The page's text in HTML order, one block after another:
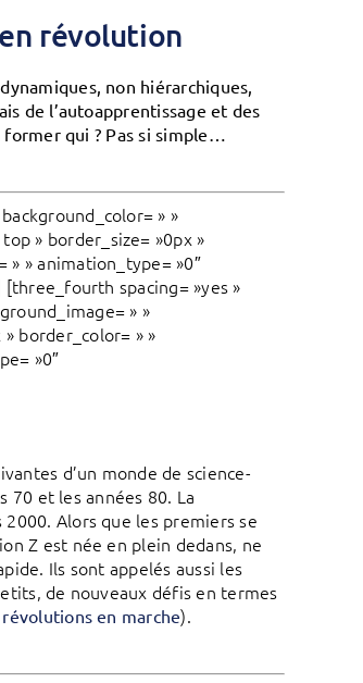
révolution
non hiérarchiques,
de l’auto­apprentissage et des
qui ? Pas si simple…
» »
» border_size= »0px »
» » animation_type= »0″
spacing= »yes »
» »
border_color= » »
»0″
d’un monde de science-
70 et les années 80. La
Alors que les premiers se
Z est née en plein dedans, ne
Ils sont appelés aussi les
de nouveaux défis en termes
en marche).